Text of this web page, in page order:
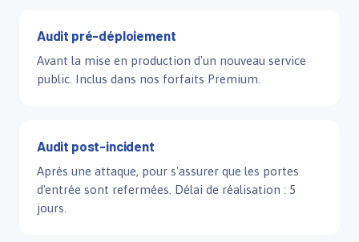
Audit pré-déploiement
Avant la mise en production d'un nouveau service
public. Inclus dans nos forfaits Premium.
Audit post-incident
Après une attaque, pour s'assurer que les portes
d'entrée sont refermées. Délai de réalisation : 5
jours.